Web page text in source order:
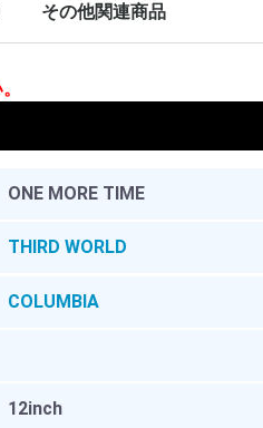
その他関連商品
ONE MORE TIME
THIRD WORLD
COLUMBIA
12inch